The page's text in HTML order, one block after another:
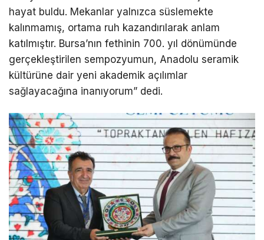
hayat buldu. Mekanlar yalnızca süslemekte
kalınmamış, ortama ruh kazandırılarak anlam
katılmıştır. Bursa’nın fethinin 700. yıl dönümünde
gerçekleştirilen sempozyumun, Anadolu seramik
kültürüne dair yeni akademik açılımlar
sağlayacağına inanıyorum” dedi.